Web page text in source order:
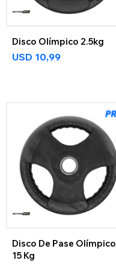
Disco Olímpico 2.5kg
USD 10,99
Disco De Pase Olímpico
15 Kg